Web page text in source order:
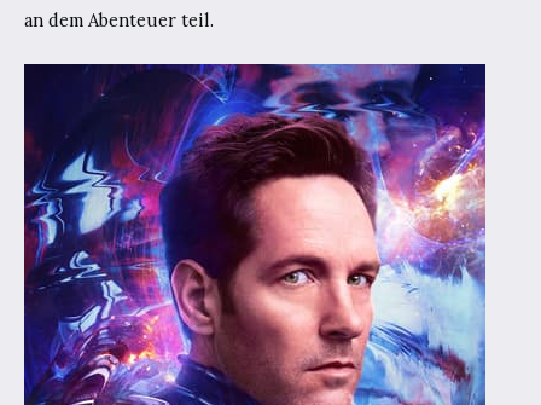
an dem Abenteuer teil.